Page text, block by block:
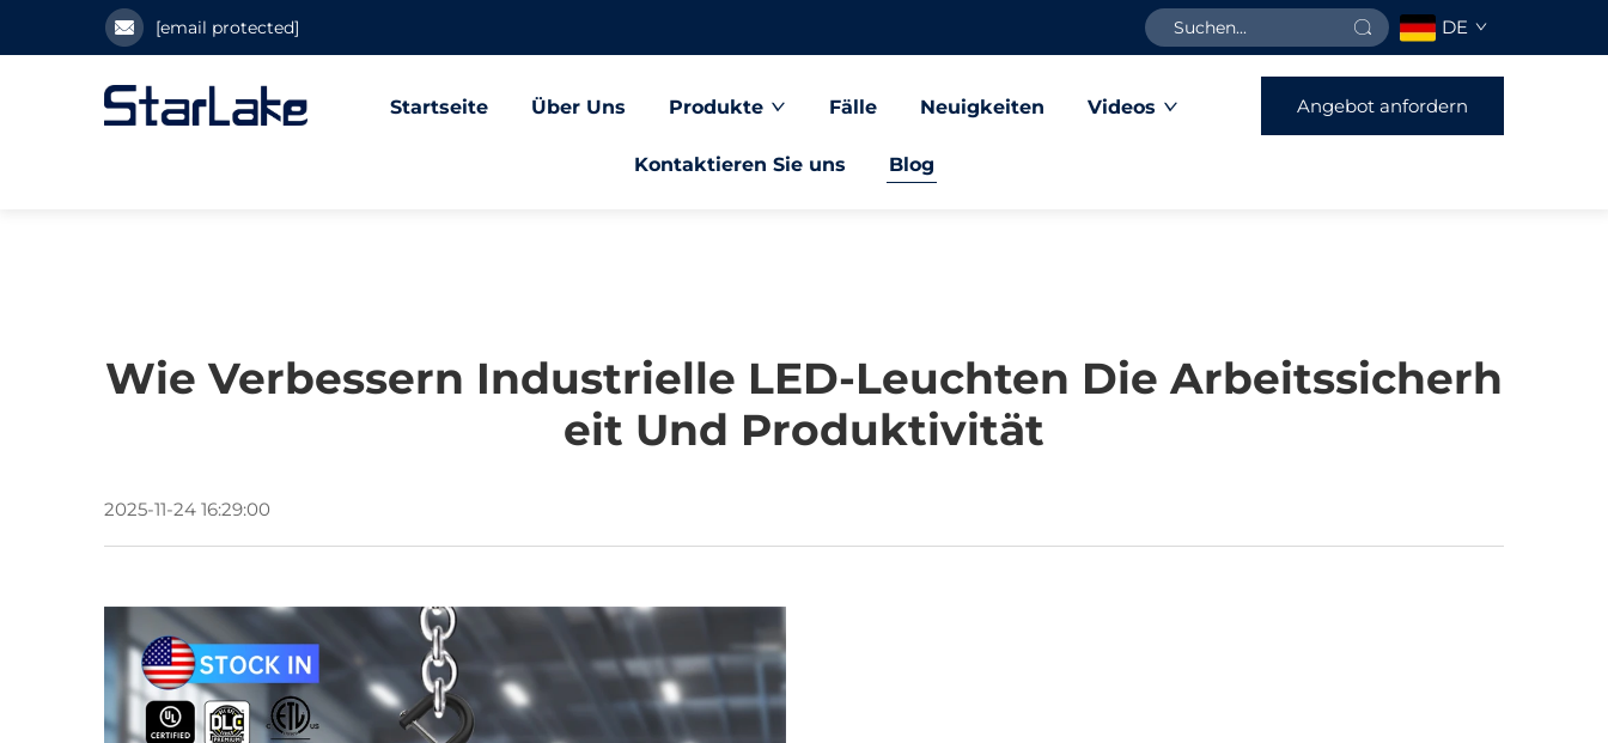
[email protected] DE
Startseite Über Uns Produkte Fälle Neuigkeiten Videos
Kontaktieren Sie uns Blog
Angebot anfordern
Wie Verbessern Industrielle LED-Leuchten Die Arbeitssicherh
Eit Und Produktivität
2025-11-24 16:29:00